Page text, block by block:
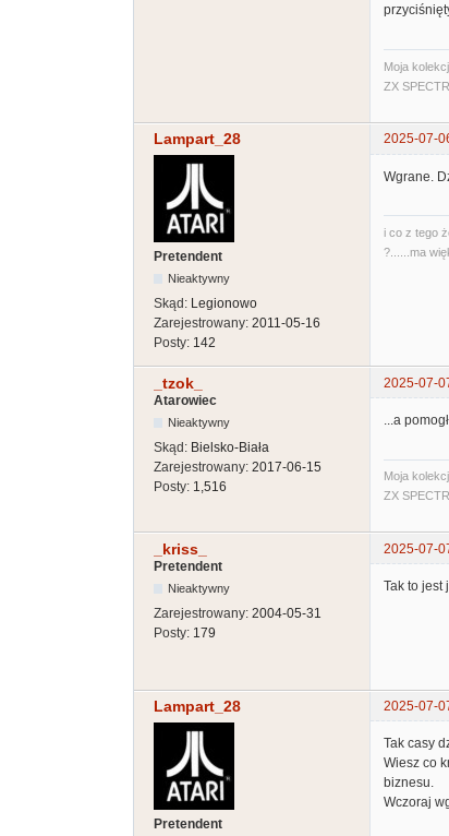
Moja
ZX
Lampart_28 2025-07-
Pretendent
Nieaktywny
Skąd: Legionowo
Zarejestrowany: 2011-05-16
Posty: 142
Wgrane.
i co z tego
?......ma
_tzok_
2025-07-
Atarowiec
Nieaktywny
Skąd: Bielsko-Biała
Zarejestrowany: 2017-06-15
Posty: 1,516
...a
Moja
ZX
_kriss_
2025-07-
Pretendent
Nieaktywny
Zarejestrowany: 2004-05-31
Posty: 179
Tak to jest
Lampart_28 2025-07-
Pretendent
Tak casy
Wiesz co
biznesu.
Wczoraj